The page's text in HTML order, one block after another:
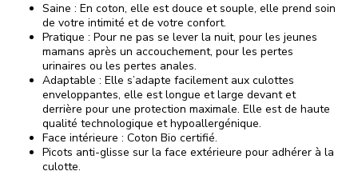
Saine : En coton, elle est douce et souple, elle prend soin
de votre intimité et de votre confort.
Pratique : Pour ne pas se lever la nuit, pour les jeunes
mamans après un accouchement, pour les pertes
urinaires ou les pertes anales.
Adaptable : Elle s’adapte facilement aux culottes
enveloppantes, elle est longue et large devant et
derrière pour une protection maximale. Elle est de haute
qualité technologique et hypoallergénique.
Face intérieure : Coton Bio certifié.
Picots anti-glisse sur la face extérieure pour adhérer à la
culotte.